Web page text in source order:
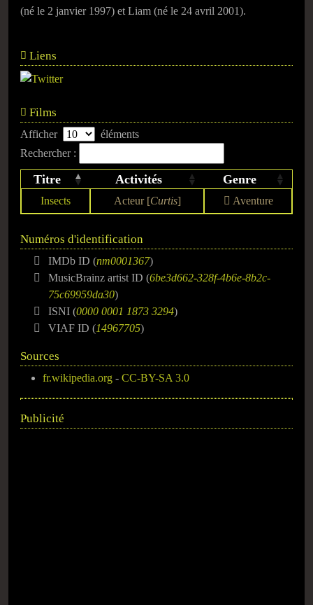
(né le 2 janvier 1997) et Liam (né le 24 avril 2001).
Liens
Films
Afficher
éléments
Rechercher :
Titre Activités Genre
Insects Acteur [Curtis] Aventure
Numéros d'identification
IMDb ID (nm0001367)
MusicBrainz artist ID (6be3d662-328f-4b6e-8b2c-
75c69959da30)
ISNI (0000 0001 1873 3294)
VIAF ID (14967705)
Sources
fr.wikipedia.org - CC-BY-SA 3.0
Publicité